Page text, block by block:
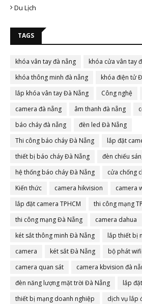
Du Lịch
TAGS
khóa vân tay đà nẵng
khóa cửa vân tay
khóa thông minh đà nẵng
khóa điện tử
lắp khóa vân tay Đà Nẵng
Công nghệ
camera đà nẵng
âm thanh đà nẵng
báo cháy đà nẵng
đèn led Đà Nẵng
Thi công báo cháy Đà Nẵng
lắp đặt
thiết bị báo cháy Đà Nẵng
đèn chiếu
hệ thống báo cháy Đà Nẵng
cửa chống
Kiến thức
camera hikvision
camera
lắp đặt camera TPHCM
thi công mạng
thi công mạng Đà Nẵng
camera dahua
két sắt thông minh Đà Nẵng
lắp thiết bị
camera
két sắt Đà Nẵng
bộ phát
camera quan sát
camera kbvision đà
đèn năng lượng mặt trời Đà Nẵng
lắp
thiết bị mạng doanh nghiệp
dịch vụ lắp